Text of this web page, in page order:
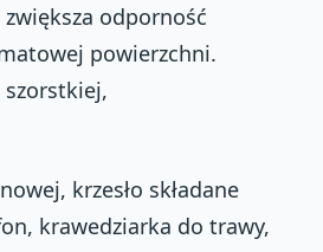
odporność
powierzchni.
szorstkiej,
krzesło składane
krawedziarka do trawy,